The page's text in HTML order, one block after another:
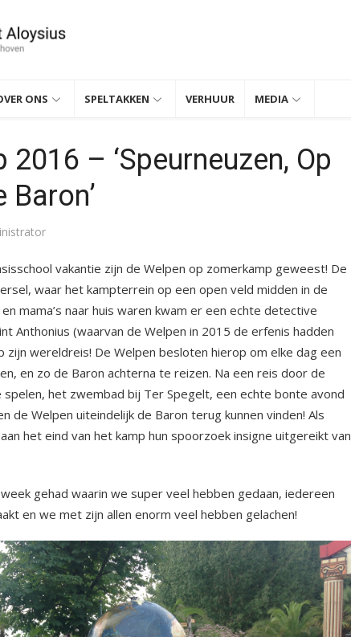
ONS SPELTAKKEN VERHUUR MEDIA
2016 – ‘Speurneuzen, Op
vakantie zijn de Welpen op zomerkamp geweest! De
waar het kampterrein op een open veld midden in de
mama’s naar huis waren kwam er een echte detective
Anthonius (waarvan de Welpen in 2015 de erfenis hadden
wereldreis! De Welpen besloten hierop om elke dag een
en zo de Baron achterna te reizen. Na een reis door de
spelen, het zwembad bij Ter Spegelt, een echte bonte avond
de Welpen uiteindelijk de Baron terug kunnen vinden! Als
het eind van het kamp hun spoorzoek insigne uitgereikt van
gehad waarin we super veel hebben gedaan, iedereen
en we met zijn allen enorm veel hebben gelachen!